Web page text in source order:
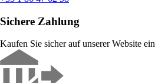
Sichere Zahlung
Kaufen Sie sicher auf unserer Website ein